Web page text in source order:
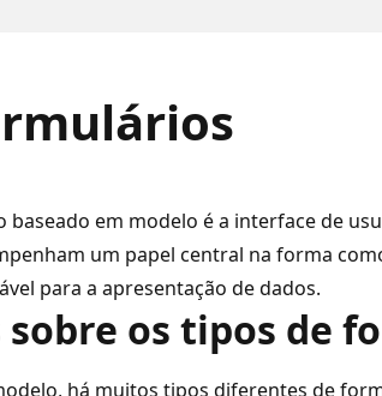
em modelo é a interface de
um papel central na forma
para a apresentação de dados.
sobre os tipos de
há muitos tipos diferentes de